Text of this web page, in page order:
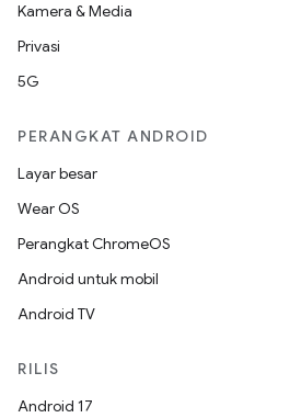
Kamera & Media
Privasi
5G
PERANGKAT ANDROID
Layar besar
Wear OS
Perangkat ChromeOS
Android untuk mobil
Android TV
RILIS
Android 17